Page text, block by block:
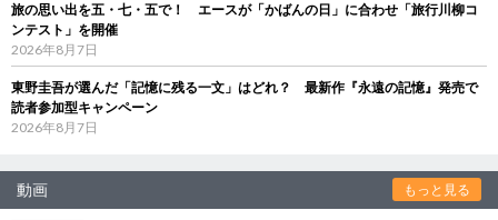
旅の思い出を五・七・五で！ エースが「かばんの日」に合わせ「旅行川柳コ
ンテスト」を開催
2026年8月7日
東野圭吾が選んだ「記憶に残る一文」はどれ？ 最新作『永遠の記憶』発売で
読者参加型キャンペーン
2026年8月7日
動画 もっと見る